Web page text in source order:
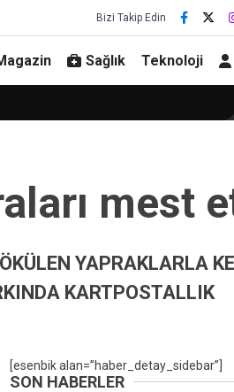
Bizi Takip Edin
Sağlık Teknoloji
mest
YAPRAKLARLA
KARTPOSTALLIK
[esenbik alan=”haber_detay_sidebar”]
SON HABERLER